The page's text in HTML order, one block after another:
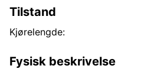
ANHÆNGERTRÆK, Z3X Letmetalfæl
Tilstand
Kjørelengde:
Fysisk beskrivelse